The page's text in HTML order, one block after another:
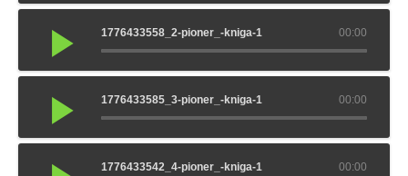
00:00
1776433558_2-pioner_-kniga-1
00:00
1776433585_3-pioner_-kniga-1
00:00
1776433542_4-pioner_-kniga-1